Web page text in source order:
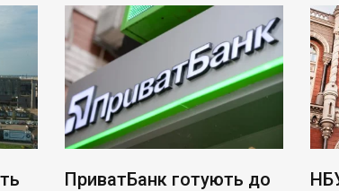
ПриватБанк готують до